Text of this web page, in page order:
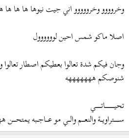
وخروووو وخرووووو اني جيت نيوها ها ها ها
اصلا ماكو شمس احين لوووووول
وجان فيكم شدة تعالوا بعطيكم اصطار
شنوصكم هههههههه
تحيـــــــــــــــــــاتـــــــــــي
ســـــــــــتراويــــة والنعـــــم والــــي مو عـــــاجـــبه